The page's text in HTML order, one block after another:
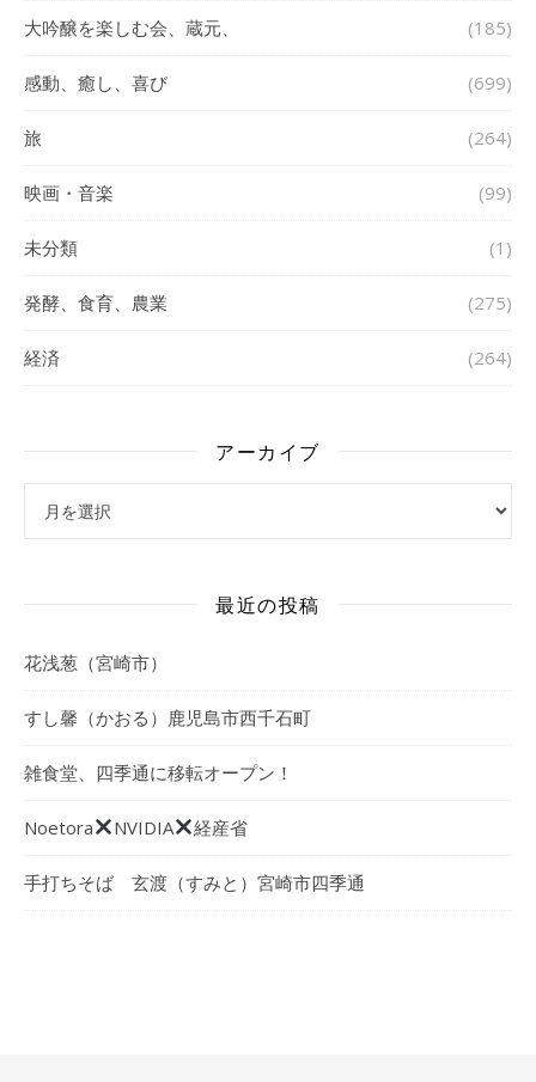
大吟醸を楽しむ会、蔵元、 (185)
感動、癒し、喜び (699)
旅 (264)
映画・音楽 (99)
未分類 (1)
発酵、食育、農業 (275)
経済 (264)
アーカイブ
最近の投稿
花浅葱（宮崎市）
すし馨（かおる）鹿児島市西千石町
雑食堂、四季通に移転オープン！
Noetora NVIDIA 経産省
手打ちそば 玄渡（すみと）宮崎市四季通